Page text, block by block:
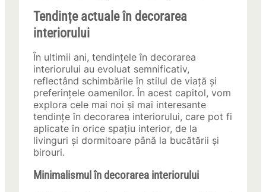
Tendințe actuale în decorarea
interiorului
În ultimii ani, tendințele în decorarea
interiorului au evoluat semnificativ,
reflectând schimbările în stilul de viață și
preferințele oamenilor. În acest capitol, vom
explora cele mai noi și mai interesante
tendințe în decorarea interiorului, care pot fi
aplicate în orice spațiu interior, de la
livinguri și dormitoare până la bucătării și
birouri.
Minimalismul în decorarea interiorului